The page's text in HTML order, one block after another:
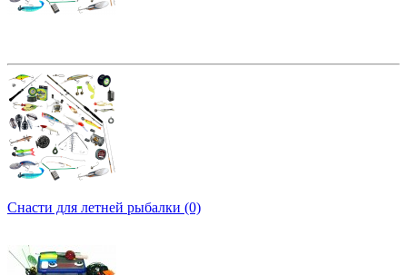
Снасти для летней рыбалки (0)